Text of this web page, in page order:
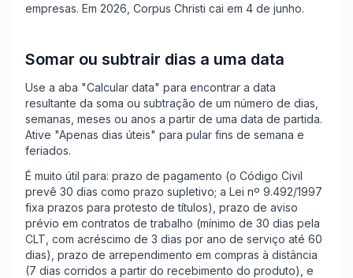
empresas. Em 2026, Corpus Christi cai em 4 de junho.
Somar ou subtrair dias a uma data
Use a aba "Calcular data" para encontrar a data
resultante da soma ou subtração de um número de dias,
semanas, meses ou anos a partir de uma data de partida.
Ative "Apenas dias úteis" para pular fins de semana e
feriados.
É muito útil para: prazo de pagamento (o Código Civil
prevê 30 dias como prazo supletivo; a Lei nº 9.492/1997
fixa prazos para protesto de títulos), prazo de aviso
prévio em contratos de trabalho (mínimo de 30 dias pela
CLT, com acréscimo de 3 dias por ano de serviço até 60
dias), prazo de arrependimento em compras à distância
(7 dias corridos a partir do recebimento do produto), e